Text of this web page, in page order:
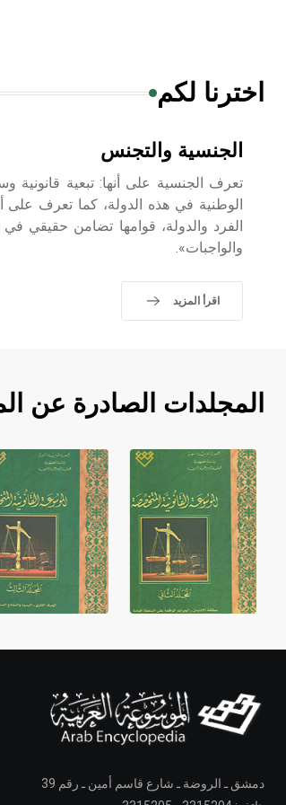
اخترنا لكم
الجنسية والتجنس
تعرف الجنسية على أنها: تبعية قانونية
الوطنية في هذه الدولة، كما تعرف على
الفرد والدولة، قوامها تضامن حقيقي
والواجبات».
اقرأ المزيد
المجلدات الصادرة عن
دمشق ـ الروضة ـ شارع قاسم أمين ـ رقم 39